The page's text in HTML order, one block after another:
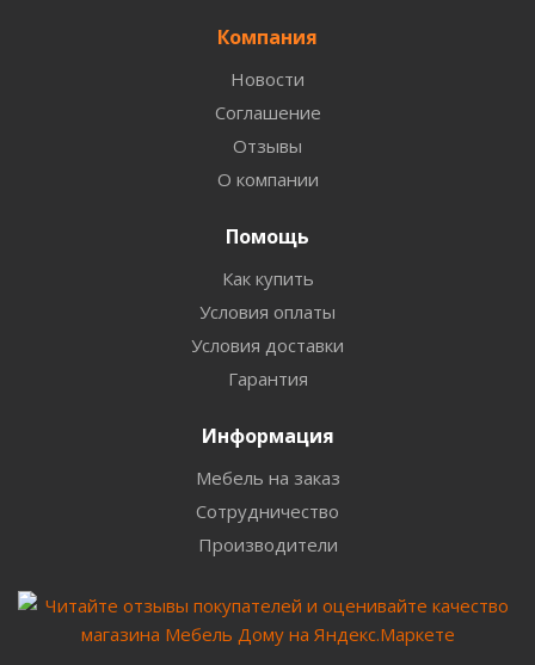
Компания
Новости
Соглашение
Отзывы
О компании
Помощь
Как купить
Условия оплаты
Условия доставки
Гарантия
Информация
Мебель на заказ
Сотрудничество
Производители